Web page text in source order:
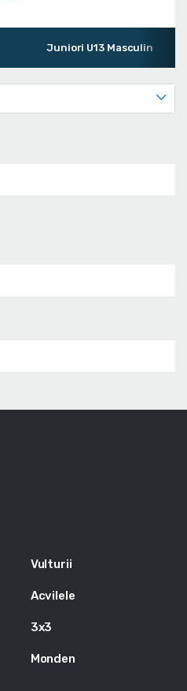
Juniori U13 Masculin
Vulturii
Acvilele
3x3
Monden